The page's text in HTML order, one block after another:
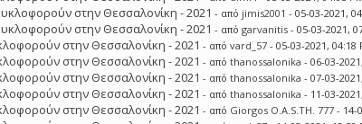
στην Θεσσαλονίκη - 2021 - από jimis2001 - 05-03-2021,
στην Θεσσαλονίκη - 2021 - απόgarvanitis - 05-03-2021,
στην Θεσσαλονίκη - 2021 - απόvard_57 - 05-03-2021, 04:18
στην Θεσσαλονίκη - 2021 - απόthanossalonika - 06-03-
στην Θεσσαλονίκη - 2021 - απόthanossalonika - 07-03-
στην Θεσσαλονίκη - 2021 - απόthanossalonika - 11-03-
στην Θεσσαλονίκη - 2021 - από Giorgos O.A.S.TH. 777 - 14-